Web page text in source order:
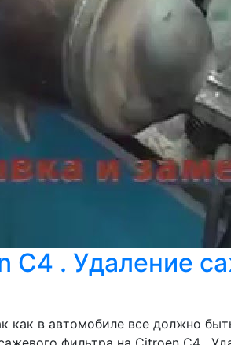
C4 . Удаление
как в автомобиле все должно